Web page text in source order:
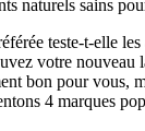
naturels sains
teste-t-elle
votre nouveau
bon pour vous,
4 marques